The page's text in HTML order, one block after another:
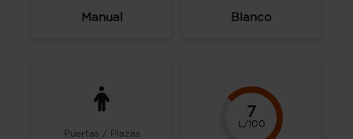
Manual Blanco
Puertas / Plazas
7
L/100